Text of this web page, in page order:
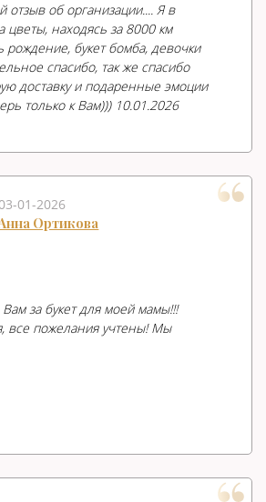
отзыв об организации.... Я в
цветы, находясь за 8000 км
рождение, букет бомба, девочки
спасибо, так же спасибо
доставку и подаренные эмоции
только к Вам))) 10.01.2026
01-2026
Ортикова
за букет для моей мамы!!!
все пожелания учтены! Мы